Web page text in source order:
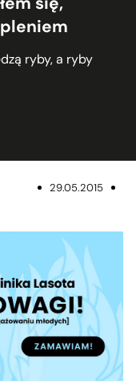
ryby, a ryby
29.05.2015